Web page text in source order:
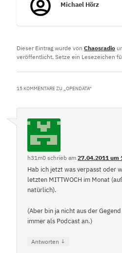
Michael Hörz
Dieser Eintrag wurde vonChaosradio
veröffentlicht. Setze ein Lesezeichen
15 KOMMENTARE ZU „OPENDATA“
h31m0 schrieb am27.04.2011 um
Hab ich jetzt was verpasst oder
letzten MITTWOCH im Monat
natürlich).
(Aber bin ja nicht aus der
immer als Podcast an.)
Antworten ↓